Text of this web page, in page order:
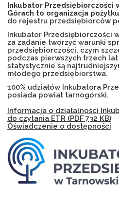
Inkubator Przedsiębiorczości
Górach to organizacja
do rejestru przedsiębiorców
Inkubator Przedsiębiorczości
za zadanie tworzyć warunki
przedsiębiorczości, czym
podczas pierwszych trzech lat
statystycznie są
młodego przedsiębiorstwa.
100% udziałów Inkubatora
posiada powiat tarnogórski.
Informacja o działalności
do czytania ETR (PDF 732 KB)
Oświadczenie o dostępności